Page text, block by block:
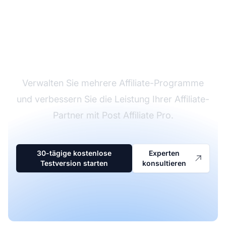
Verwalten Sie mehrere Affiliate-Programme
und verbessern Sie die Leistung Ihrer Affiliate-
Partner mit Post Affiliate Pro.
30-tägige kostenlose
Testversion starten
Experten
konsultieren